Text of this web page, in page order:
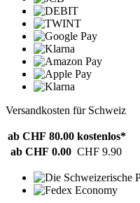
Versandkosten für Schweiz
ab CHF 80.00 kostenlos*
ab CHF 0.00 CHF 9.90